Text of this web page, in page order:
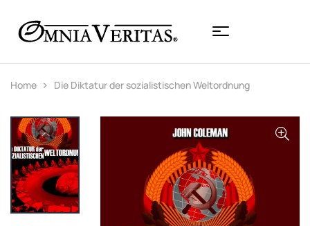
Home Die Diktatur der sozialistischen Weltordnung